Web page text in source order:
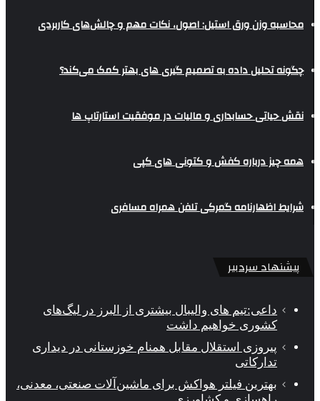
محاسبه وزن ورق استیل: اصول، نکات مهم و چالش‌های کاربردی
چگونه تحلیل داده به تصمیم گیری های بهتر کمک می‌کند؟
نقش حیاتی حسابداری و مالیات در موفقیت استارتاپ ها
همه چیز درباره کفش و کتونی های کپی
شرایط اظهارنامه گمرکی تلفن همراه مسافری
پیشنهاد سردبیر
داعی:تیم های والیبال بیشتری از البرز در لیگ‌های
کشوری خواهیم داشت
پیروزی استقلال مقابل همنام خوزستانی در دیداری
تدارکاتی
بهترین فیلتر هواکش برای ماشین‌آلات صنعتی، معدنی،